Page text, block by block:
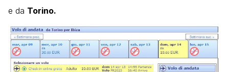
e da Torino.